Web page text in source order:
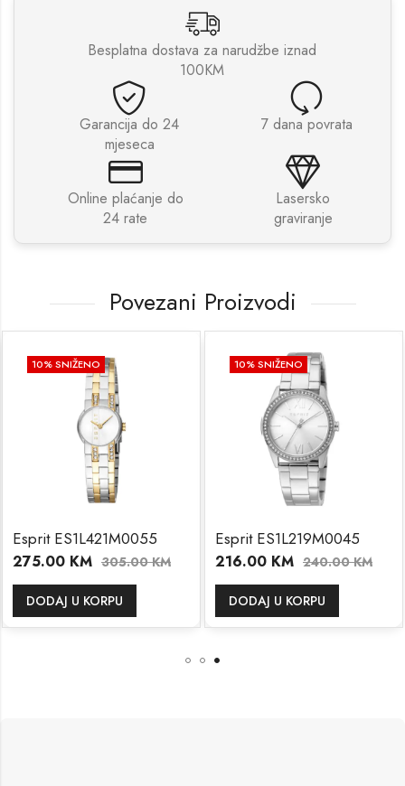
Besplatna dostava za narudžbe iznad
100KM
Garancija do 24
mjeseca
7 dana povrata
Online plaćanje do
24 rate
Lasersko
graviranje
Povezani Proizvodi
10% SNIŽENO
Esprit ES1L421M0055
275.00 KM 305.00KM
DODAJ U KORPU
10% SNIŽENO
Esprit ES1L219M0045
216.00 KM 240.00KM
DODAJ U KORPU